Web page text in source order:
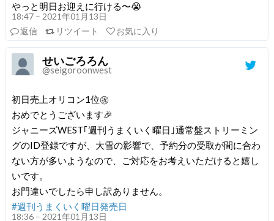
やっと明日お迎えに行ける〜😭
18:47 – 2021年01月13日
返信
リツイート お気に入り
せいごろろん
@seigoroonwest
初日売上オリコン1位㊗️
おめでとうございます🎉
ジャニーズWEST｢週刊うまくいく曜日｣通常盤ストリーミン
グのID登録ですが、大雪の影響で、予約分の受取が間に合わ
ない方が多いようなので、ご対応をお考えいただけると嬉し
いです。
お門違いでしたら申し訳ありません。
#週刊うまくいく曜日発売日
18:36 – 2021年01月13日